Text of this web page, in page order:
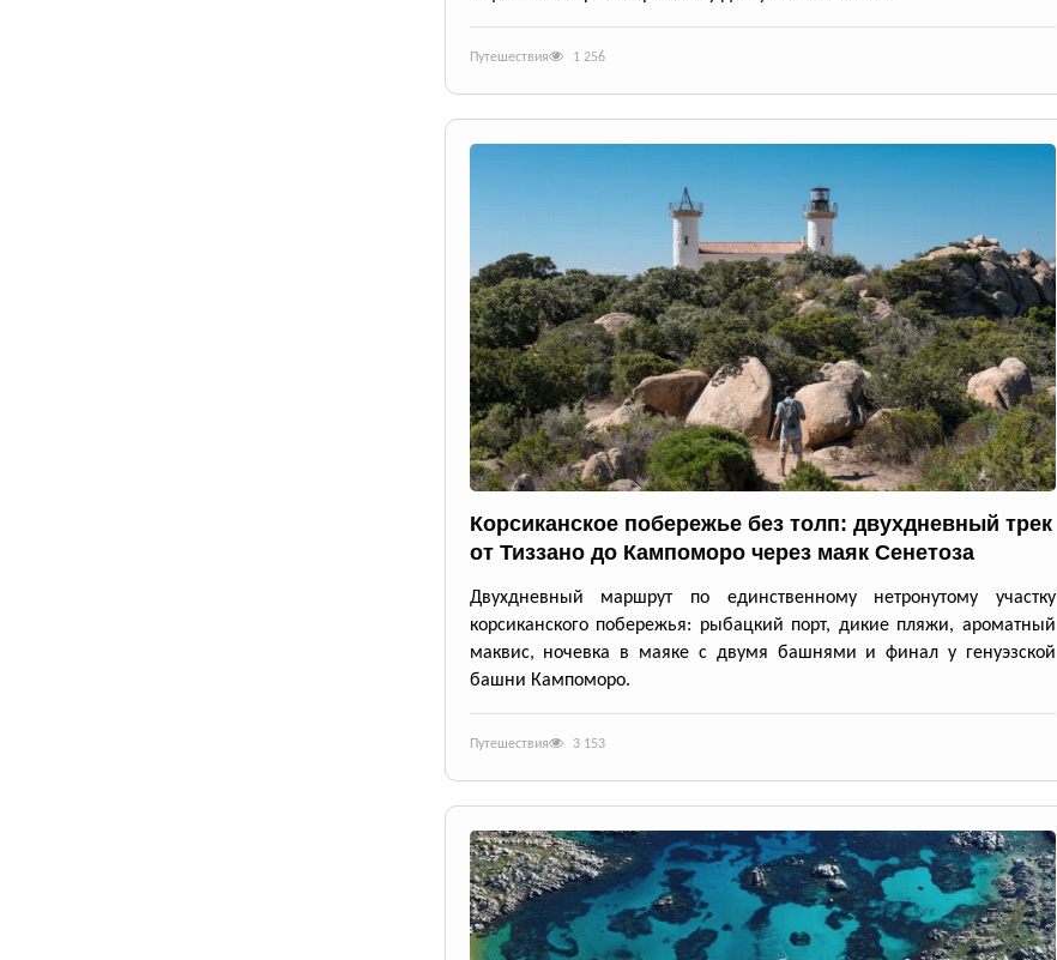
Путешествия 1 256
Корсиканское побережье без толп: двухдневный трек
от Тиззано до Кампоморо через маяк Сенетоза
Двухдневный маршрут по единственному нетронутому участку
корсиканского побережья: рыбацкий порт, дикие пляжи, ароматный
маквис, ночевка в маяке с двумя башнями и финал у генуэзской
башни Кампоморо.
Путешествия 3 153